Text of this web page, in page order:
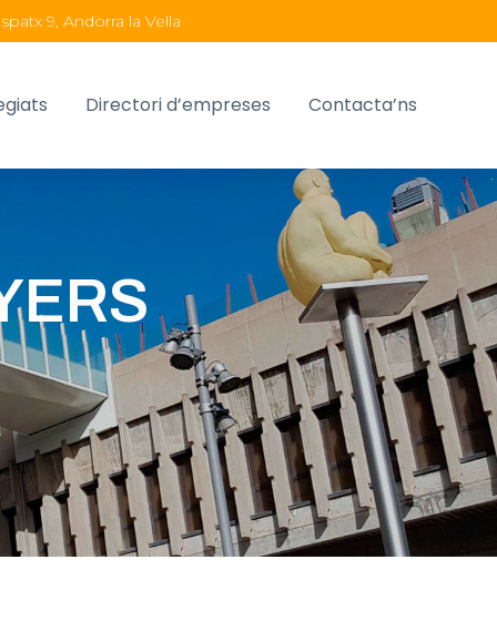
9, Andorra la Vella
Directori d’empreses Contacta’ns